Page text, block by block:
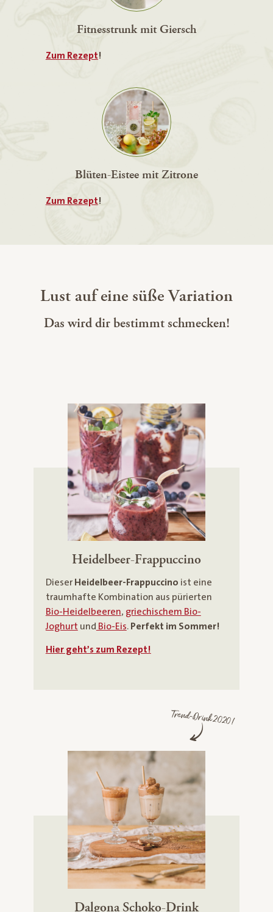
Fitnesstrunk mit Giersch
Zum Rezept!
Blüten-Eistee mit Zitrone
Zum Rezept!
Lust auf eine süße Variation
Das wird dir bestimmt schmecken!
Heidelbeer-Frappuccino
Dieser Heidelbeer-Frappuccino ist eine
traumhafte Kombination aus pürierten
Bio-Heidelbeeren, griechischem Bio-
Joghurt und Bio-Eis. Perfekt im Sommer!
Hier geht’s zum Rezept!
Trend-Drink 2020!
Dalgona Schoko-Drink